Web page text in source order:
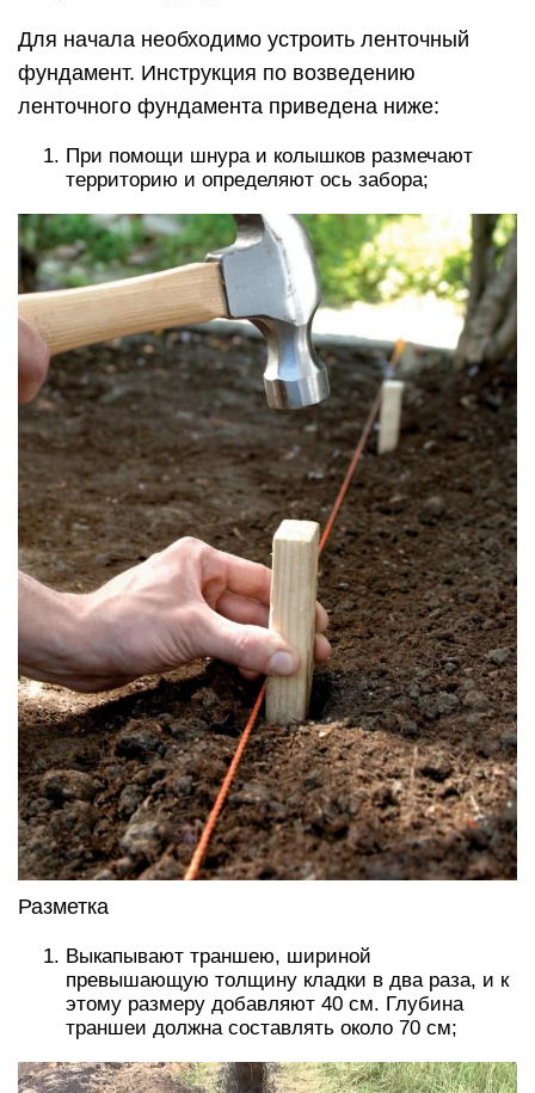
Для начала необходимо устроить ленточный
фундамент. Инструкция по возведению
ленточного фундамента приведена ниже:
При помощи шнура и колышков размечают
территорию и определяют ось забора;
Разметка
Выкапывают траншею, шириной
превышающую толщину кладки в два раза, и к
этому размеру добавляют 40 см. Глубина
траншеи должна составлять около 70 см;